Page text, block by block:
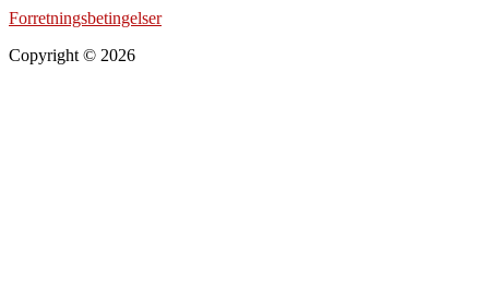
Forretningsbetingelser
Copyright © 2026